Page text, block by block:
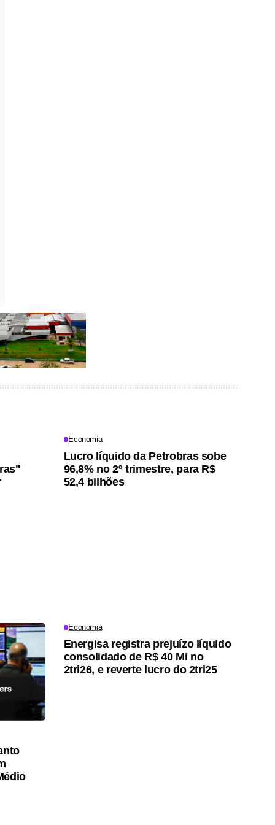
Economia
Lucro líquido da Petrobras sobe
96,8% no 2º trimestre, para R$
52,4 bilhões
Economia
Energisa registra prejuízo líquido
consolidado de R$ 40 Mi no
2tri26, e reverte lucro do 2tri25